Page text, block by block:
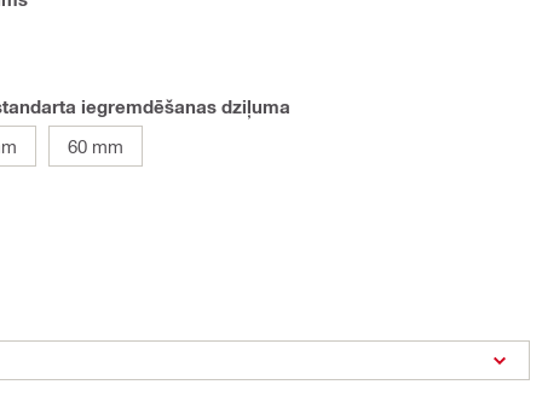
iegremdēšanas dziļuma
60 mm